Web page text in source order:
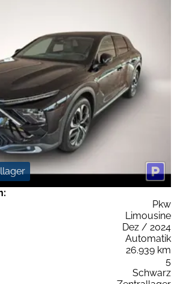
Pkw
Limousine
Dez / 2024
Automatik
26.939 km
5
Schwarz